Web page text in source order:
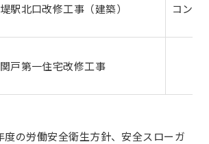
駅北口改修工事（建築） コンク
戸第一住宅改修工事
度の労働安全衛生方針、安全スローガ